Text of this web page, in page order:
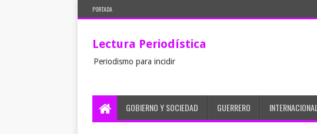
PORTADA
Lectura Periodística
Periodismo para incidir
GOBIERNO Y SOCIEDAD GUERRERO INTERNACIONAL